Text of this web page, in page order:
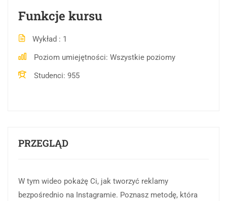
PRZEGLĄD
W tym wideo pokażę Ci, jak tworzyć reklamy
bezpośrednio na Instagramie. Poznasz metodę, która
Funkcje kursu
Wykład
1
Poziom umiejętności Wszystkie poziomy
Studenci 955